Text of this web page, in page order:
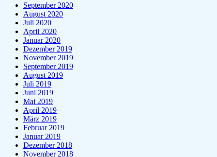
September 2020
August 2020
Juli 2020
April 2020
Januar 2020
Dezember 2019
November 2019
September 2019
August 2019
Juli 2019
Juni 2019
Mai 2019
April 2019
März 2019
Februar 2019
Januar 2019
Dezember 2018
November 2018